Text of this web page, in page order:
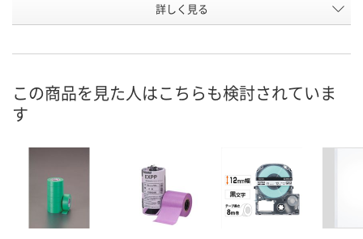
AR27007 AR61948
お届け日
ついてご連絡いたし
8月9日（日）
ついてご連絡
カゴへ カゴへ
詳しく見る
この商品を見た人はこちらも検討されていま
す